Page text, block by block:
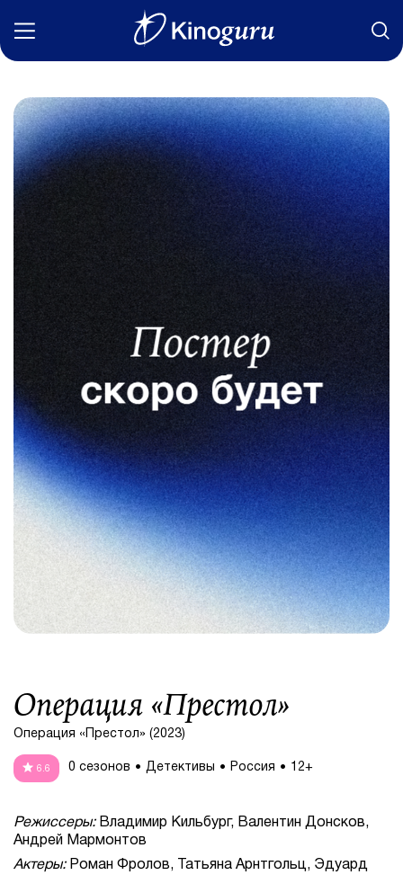
Фильмы
Статьи
Сериалы
Новости
Подборки
Рецензии
О нас
Авторы
Операция «Престол»
Операция «Престол» (2023)
6.6 0 сезонов Детективы Россия 12+
Режиссеры:Владимир Кильбург, Валентин Донсков,
Андрей Мармонтов
Актеры:Роман Фролов, Татьяна Арнтгольц, Эдуард